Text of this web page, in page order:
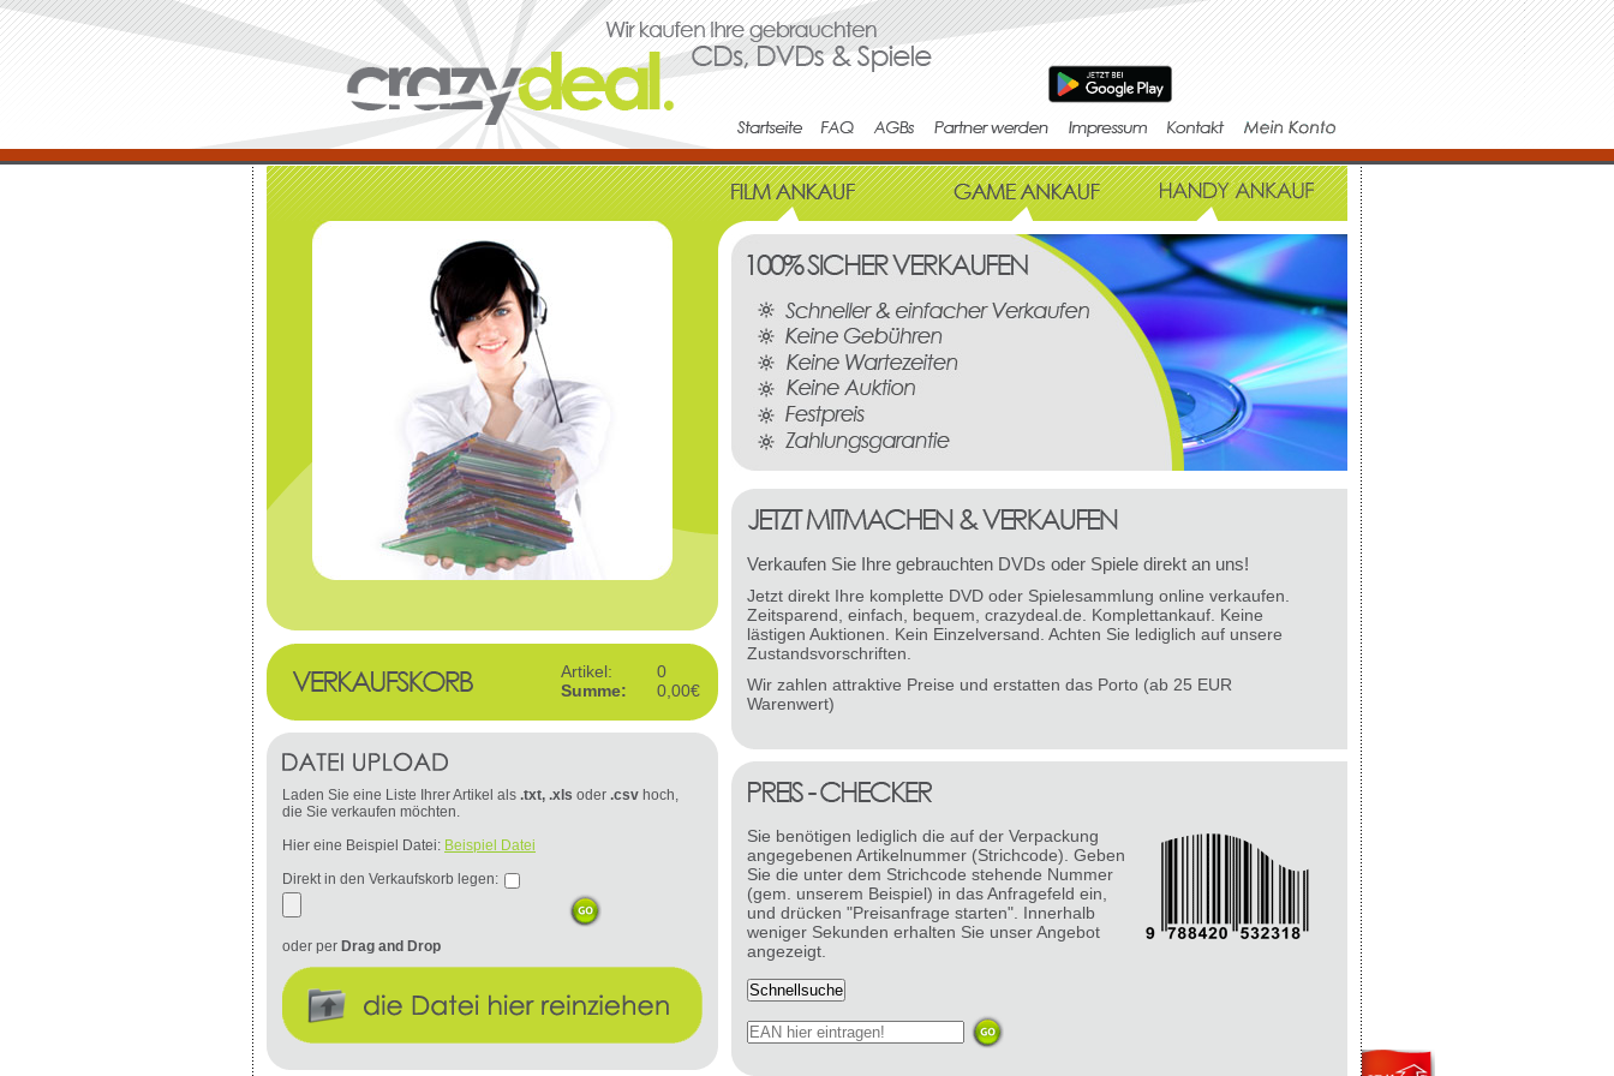
Verkaufen Sie Ihre gebrauchten DVDs oder Spiele direkt an uns!
Jetzt direkt Ihre komplette DVD oder Spielesammlung online verkaufen.
Zeitsparend, einfach, bequem, crazydeal.de. Komplettankauf. Keine
lästigen Auktionen. Kein Einzelversand. Achten Sie lediglich auf unsere
Zustandsvorschriften.
Wir zahlen attraktive Preise und erstatten das Porto (ab 25 EUR
Warenwert)
Sie benötigen lediglich die auf der Verpackung
angegebenen Artikelnummer (Strichcode). Geben
Sie die unter dem Strichcode stehende Nummer
(gem. unserem Beispiel) in das Anfragefeld ein,
und drücken "Preisanfrage starten". Innerhalb
weniger Sekunden erhalten Sie unser Angebot
angezeigt.
Artikel:
0
Summe:
0,00€
Laden Sie eine Liste Ihrer Artikel als .txt, .xls oder .csv hoch,
die Sie verkaufen möchten.
Hier eine Beispiel Datei: Beispiel Datei
Direkt in den Verkaufskorb legen:
oder per Drag and Drop